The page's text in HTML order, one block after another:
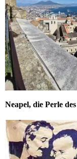
Neapel, die Perle